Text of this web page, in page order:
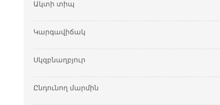
Ակտի տիպ
Կարգավիճակ
Սկզբնաղբյուր
Ընդունող մարմին